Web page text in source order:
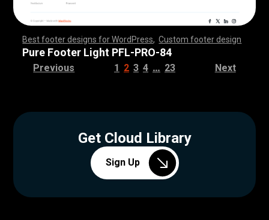
Best footer designs for WordPress ,Custom footer design
,,,,,,,,,,,,,,,,,,,,,,,,,,,,,,,,,,,,, ,,,,,,,,,,,,,,,,,,,,,,,,
,,,,,,,,,,,,,,,,,,,,,,,,,,,,,,,,,,,,, ,,,,,,,,,,,,,,,,,,,,,,,,
,,,,,,,,
Pure Footer Light PFL-PRO-84
Previous 1 2 3 4 … 23 Next
Get Cloud Library
Sign Up